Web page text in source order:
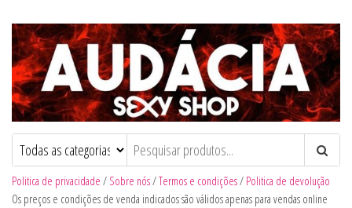
Audacia Sexy Shop
Politica de privacidade / Sobre nós/Termos e condições/ Politica de devolução
Os preços e condições de venda indicados são válidos apenas para vendas online